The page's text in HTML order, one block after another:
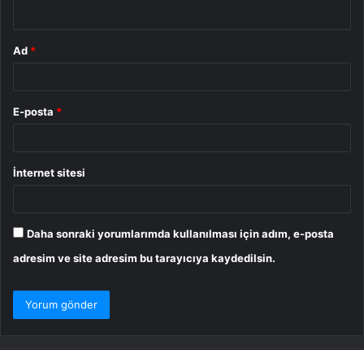
Ad *
E-posta *
İnternet sitesi
Daha sonraki yorumlarımda kullanılması için adım, e-posta
adresim ve site adresim bu tarayıcıya kaydedilsin.